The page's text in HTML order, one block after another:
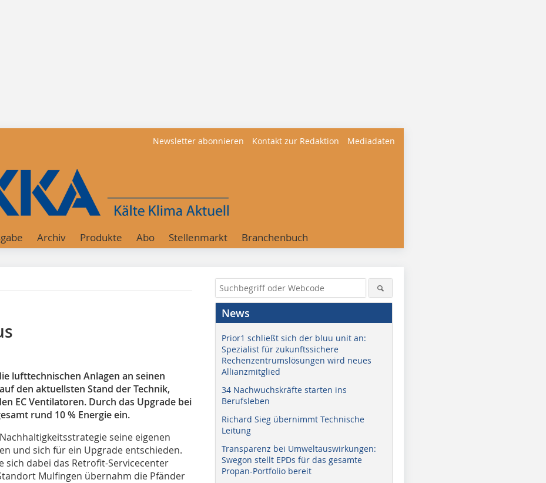
Newsletter abonnieren Kontakt zur Redaktion Mediadaten
Archiv Produkte Abo Stellenmarkt Branchenbuch
lufttechnischen Anlagen an seinen
den aktuellsten Stand der Technik,
EC Ventilatoren. Durch das Upgrade bei
rund 10 % Energie ein.
seine eigenen
und sich für ein Upgrade entschieden.
sich dabei das Retrofit-Servicecenter
Mulfingen übernahm die Pfänder
News
Prior1 schließt sich der bluu unit an:
Spezialist für zukunftssichere
Rechenzentrumslösungen wird neues
Allianzmitglied
34 Nachwuchskräfte starten ins
Berufsleben
Richard Sieg übernimmt Technische
Leitung
Transparenz bei Umweltauswirkungen:
Swegon stellt EPDs für das gesamte
Propan-Portfolio bereit